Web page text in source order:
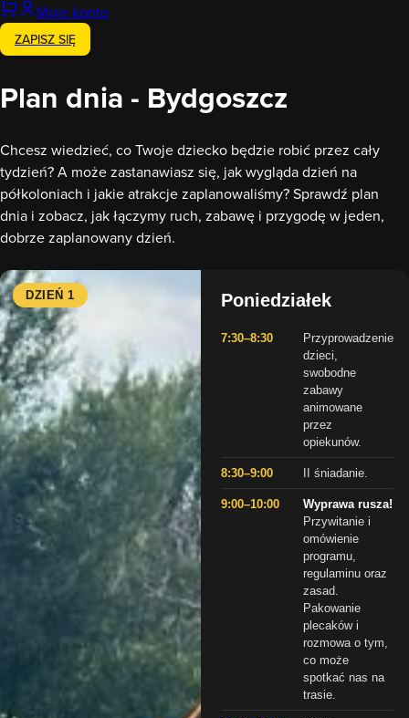
Moje konto
ZAPISZ SIĘ
Plan dnia - Bydgoszcz
Chcesz wiedzieć, co Twoje dziecko będzie robić przez cały
tydzień? A może zastanawiasz się, jak wygląda dzień na
półkoloniach i jakie atrakcje zaplanowaliśmy? Sprawdź plan
dnia i zobacz, jak łączymy ruch, zabawę i przygodę w jeden,
dobrze zaplanowany dzień.
DZIEŃ 1 Poniedziałek
7:30–8:30
Przyprowadzenie
dzieci,
swobodne
zabawy
animowane
przez
opiekunów.
8:30–9:00 II śniadanie.
9:00–10:00
Wyprawa rusza!
Przywitanie i
omówienie
programu,
regulaminu oraz
zasad.
Pakowanie
plecaków i
rozmowa o tym,
co może
spotkać nas na
trasie.